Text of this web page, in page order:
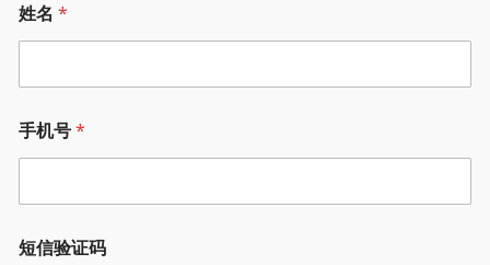
姓名 *
手机号*
短信验证码